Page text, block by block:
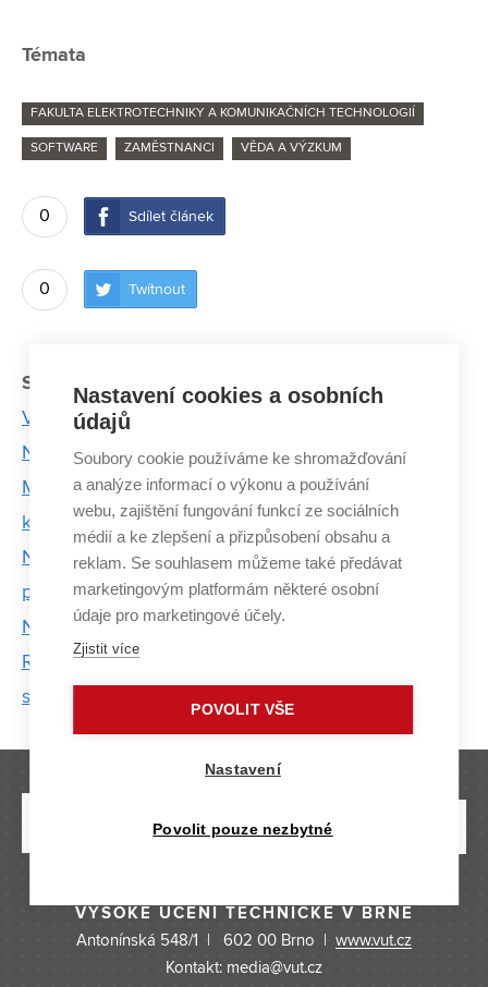
Témata
FAKULTA ELEKTROTECHNIKY A KOMUNIKAČNÍCH TECHNOLOGIÍ
SOFTWARE ZAMĚSTNANCI VĚDA A VÝZKUM
0 Sdílet článek
0 Twítnout
Související články:
V laboratořích BDALab analyzují nemoci mozku
Nebavilo by mě sedět u počítače a programovat.
Mám rád kontakt s pacientem, říká autor unikátního
katetru a odborník na srdeční elektrofyziologii
Na FEKT VUT vyvinuli tříkolku, která mapuje trasy
pro chodce
Na elektrofakultě vyvíjejí aplikace pro vesmír
Reproduktor hrající díky vysokonapěťovému výboji
se hodí jen pro nadšence
VYSOKÉ UČENÍ TECHNICKÉ V BRNĚ
Antonínská 548/1 | 602 00 Brno | www.vut.cz
Kontakt: media@vut.cz
Nastavení cookies a osobních
údajů
Soubory cookie používáme ke shromažďování
a analýze informací o výkonu a používání
webu, zajištění fungování funkcí ze sociálních
médií a ke zlepšení a přizpůsobení obsahu a
reklam. Se souhlasem můžeme také předávat
marketingovým platformám některé osobní
údaje pro marketingové účely.
Zjistit více
POVOLIT VŠE
Nastavení
Povolit pouze nezbytné